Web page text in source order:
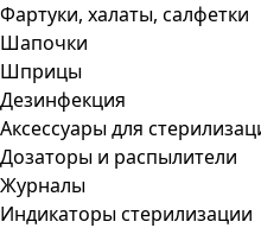
Фартуки, халаты, салфетки
Шапочки
Шприцы
Дезинфекция
Аксессуары для
Дозаторы и распылители
Журналы
Индикаторы стерилизации